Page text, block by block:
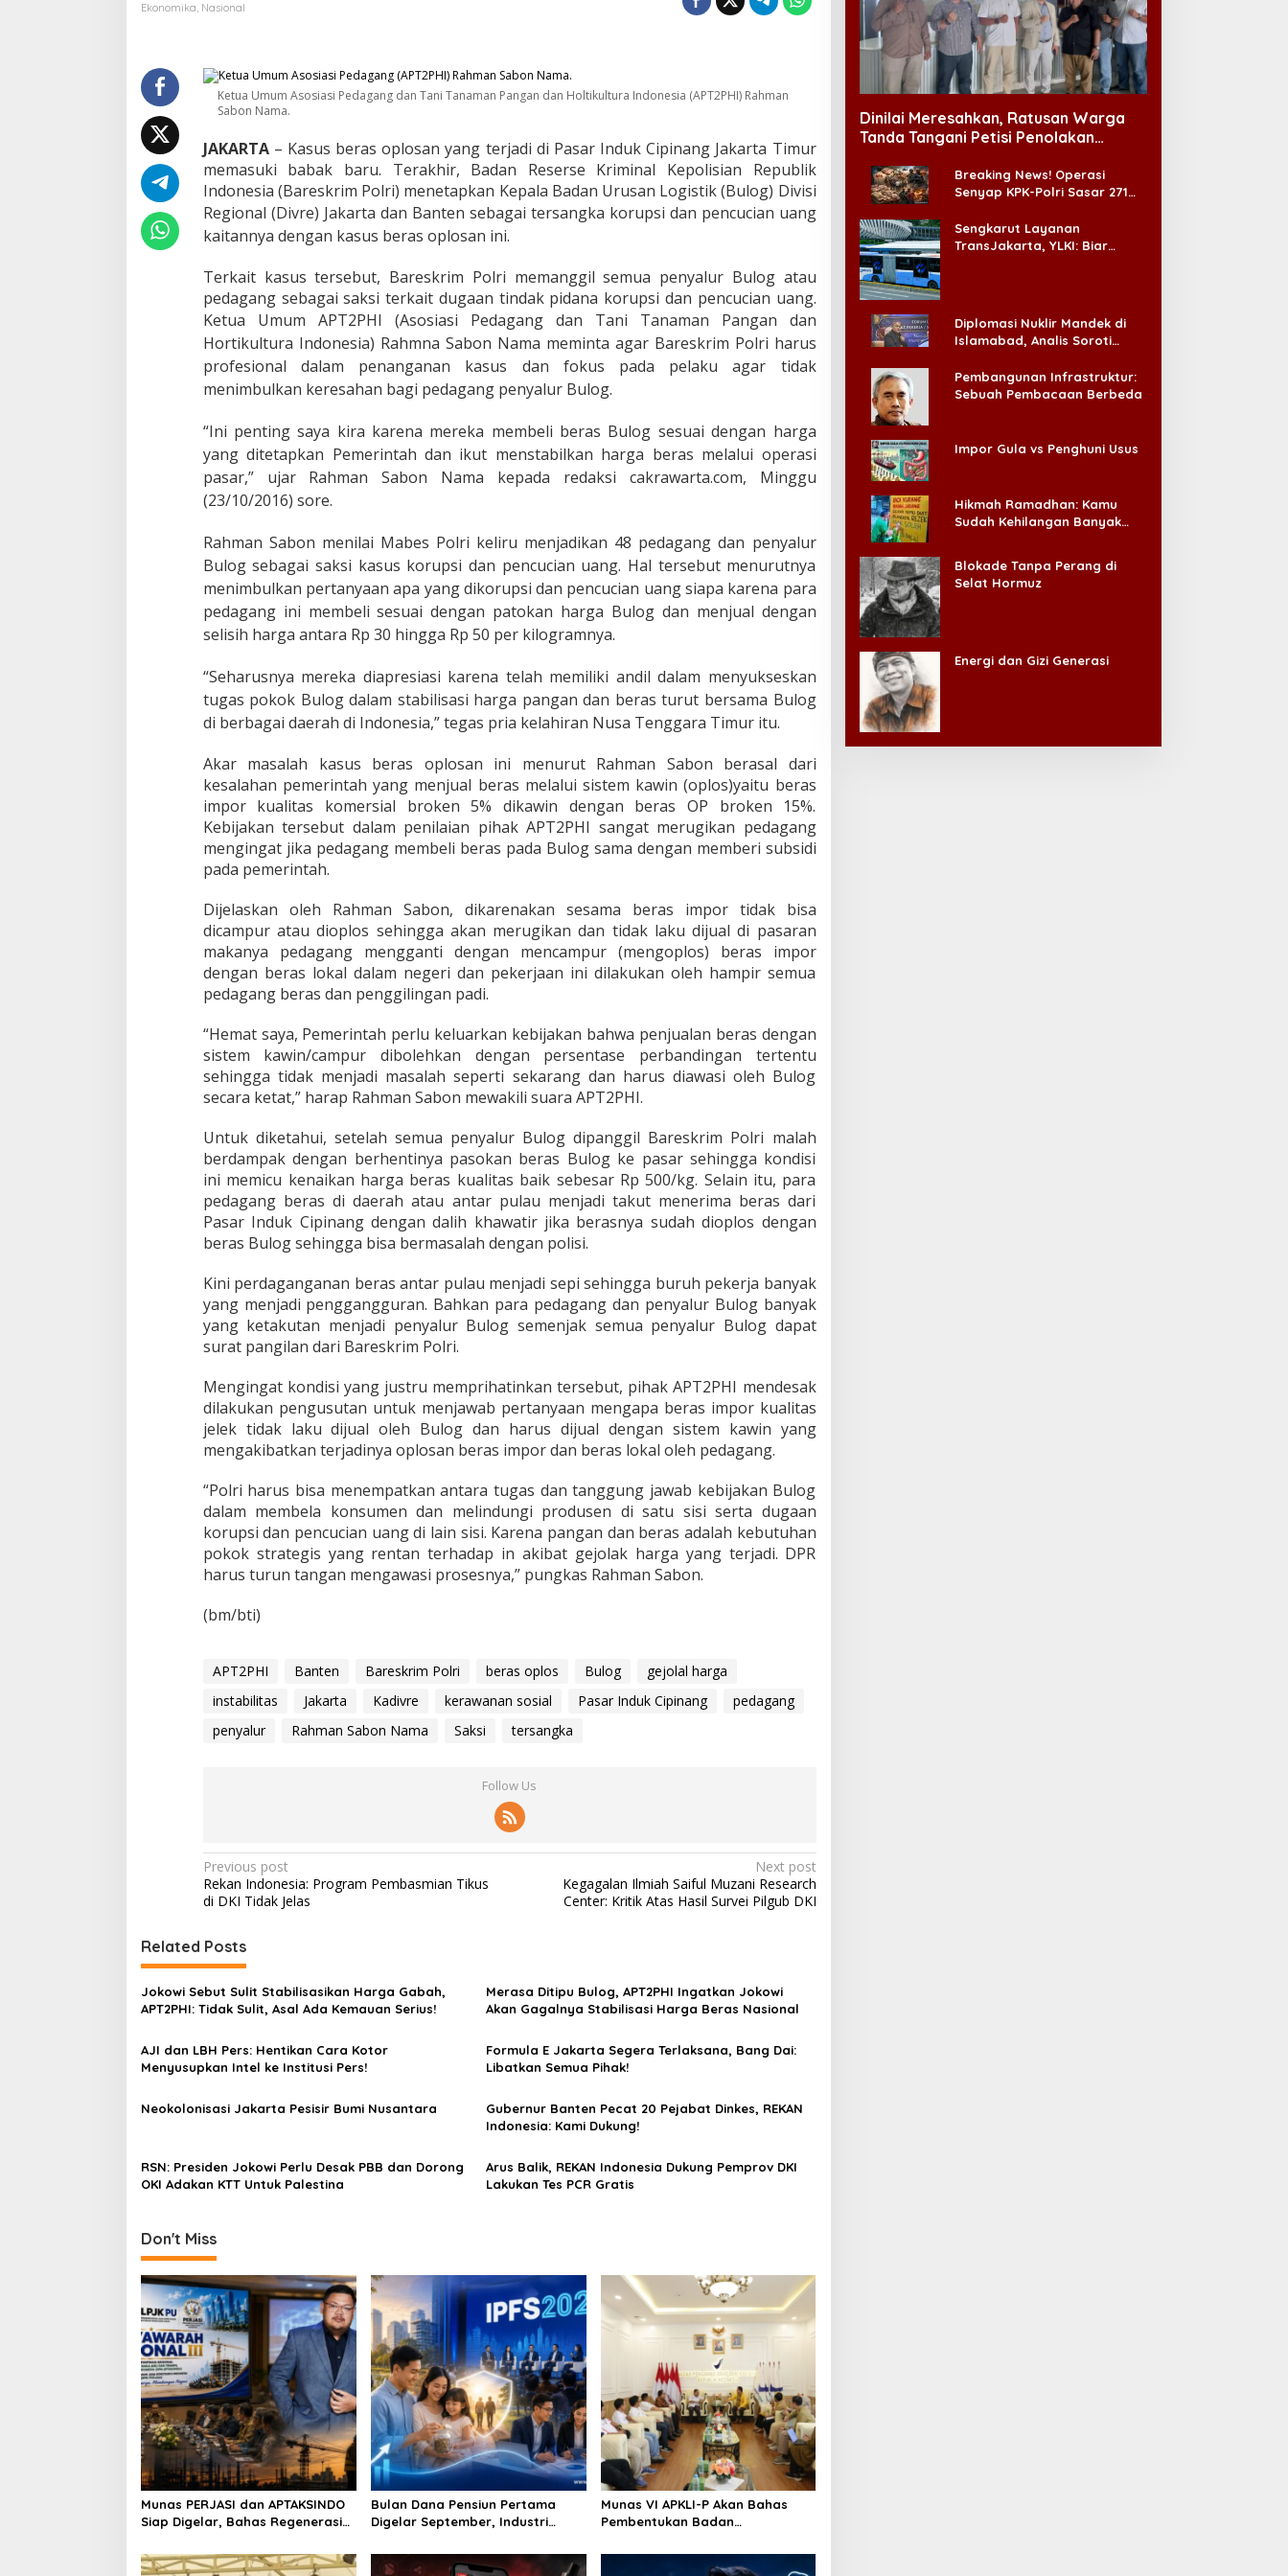
r
i
r
s
P
r
o
f
s
i
o
n
a
U
t
K
a
s
B
e
a
s
O
p
o
s
P
a
a
r
I
n
d
u
i
p
i
a
n
g
Ekonomika Nasional
Ketua Umum Asosiasi Pedagang dan Tani Tanaman Pangan dan Holtikultura Indonesia (APT2PHI) Rahman
Sabon Nama.
JAKARTA– Kasus beras oplosan yang terjadi di Pasar Induk Cipinang Jakarta Timur
memasuki babak baru. Terakhir, Badan Reserse Kriminal Kepolisian Republik
Indonesia (Bareskrim Polri) menetapkan Kepala Badan Urusan Logistik (Bulog) Divisi
Regional (Divre) Jakarta dan Banten sebagai tersangka korupsi dan pencucian uang
kaitannya dengan kasus beras oplosan ini.
Terkait kasus tersebut, Bareskrim Polri memanggil semua penyalur Bulog atau
pedagang sebagai saksi terkait dugaan tindak pidana korupsi dan pencucian uang.
Ketua Umum APT2PHI (Asosiasi Pedagang dan Tani Tanaman Pangan dan
Hortikultura Indonesia) Rahmna Sabon Nama meminta agar Bareskrim Polri harus
profesional dalam penanganan kasus dan fokus pada pelaku agar tidak
menimbulkan keresahan bagi pedagang penyalur Bulog.
“Ini penting saya kira karena mereka membeli beras Bulog sesuai dengan harga
yang ditetapkan Pemerintah dan ikut menstabilkan harga beras melalui operasi
pasar,” ujar Rahman Sabon Nama kepada redaksi cakrawarta.com, Minggu
(23/10/2016) sore.
Rahman Sabon menilai Mabes Polri keliru menjadikan 48 pedagang dan penyalur
Bulog sebagai saksi kasus korupsi dan pencucian uang. Hal tersebut menurutnya
menimbulkan pertanyaan apa yang dikorupsi dan pencucian uang siapa karena para
pedagang ini membeli sesuai dengan patokan harga Bulog dan menjual dengan
selisih harga antara Rp 30 hingga Rp 50 per kilogramnya.
“Seharusnya mereka diapresiasi karena telah memiliki andil dalam menyukseskan
tugas pokok Bulog dalam stabilisasi harga pangan dan beras turut bersama Bulog
di berbagai daerah di Indonesia,” tegas pria kelahiran Nusa Tenggara Timur itu.
Akar masalah kasus beras oplosan ini menurut Rahman Sabon berasal dari
kesalahan pemerintah yang menjual beras melalui sistem kawin (oplos)yaitu beras
impor kualitas komersial broken 5% dikawin dengan beras OP broken 15%.
Kebijakan tersebut dalam penilaian pihak APT2PHI sangat merugikan pedagang
mengingat jika pedagang membeli beras pada Bulog sama dengan memberi subsidi
pada pemerintah.
Dijelaskan oleh Rahman Sabon, dikarenakan sesama beras impor tidak bisa
dicampur atau dioplos sehingga akan merugikan dan tidak laku dijual di pasaran
makanya pedagang mengganti dengan mencampur (mengoplos) beras impor
dengan beras lokal dalam negeri dan pekerjaan ini dilakukan oleh hampir semua
pedagang beras dan penggilingan padi.
“Hemat saya, Pemerintah perlu keluarkan kebijakan bahwa penjualan beras dengan
sistem kawin/campur dibolehkan dengan persentase perbandingan tertentu
sehingga tidak menjadi masalah seperti sekarang dan harus diawasi oleh Bulog
secara ketat,” harap Rahman Sabon mewakili suara APT2PHI.
Untuk diketahui, setelah semua penyalur Bulog dipanggil Bareskrim Polri malah
berdampak dengan berhentinya pasokan beras Bulog ke pasar sehingga kondisi
ini memicu kenaikan harga beras kualitas baik sebesar Rp 500/kg. Selain itu, para
pedagang beras di daerah atau antar pulau menjadi takut menerima beras dari
Pasar Induk Cipinang dengan dalih khawatir jika berasnya sudah dioplos dengan
beras Bulog sehingga bisa bermasalah dengan polisi.
Kini perdaganganan beras antar pulau menjadi sepi sehingga buruh pekerja banyak
yang menjadi penggangguran. Bahkan para pedagang dan penyalur Bulog banyak
yang ketakutan menjadi penyalur Bulog semenjak semua penyalur Bulog dapat
surat pangilan dari Bareskrim Polri.
Mengingat kondisi yang justru memprihatinkan tersebut, pihak APT2PHI mendesak
dilakukan pengusutan untuk menjawab pertanyaan mengapa beras impor kualitas
jelek tidak laku dijual oleh Bulog dan harus dijual dengan sistem kawin yang
mengakibatkan terjadinya oplosan beras impor dan beras lokal oleh pedagang.
“Polri harus bisa menempatkan antara tugas dan tanggung jawab kebijakan Bulog
dalam membela konsumen dan melindungi produsen di satu sisi serta dugaan
korupsi dan pencucian uang di lain sisi. Karena pangan dan beras adalah kebutuhan
pokok strategis yang rentan terhadap in akibat gejolak harga yang terjadi. DPR
harus turun tangan mengawasi prosesnya,” pungkas Rahman Sabon.
(bm/bti)
APT2PHI Banten Bareskrim Polri beras oplos Bulog
gejolal harga
instabilitas
Jakarta Kadivre kerawanan sosial Pasar Induk Cipinang
pedagang
penyalur
Rahman Sabon Nama Saksi tersangka
Follow Us
P
o
t
n
a
i
a
i
o
Previous post
Rekan Indonesia: Program Pembasmian Tikus
di DKI Tidak Jelas
Next post
Kegagalan Ilmiah Saiful Muzani Research
Center: Kritik Atas Hasil Survei Pilgub DKI
Related Posts
Jokowi Sebut Sulit Stabilisasikan Harga Gabah,
APT2PHI: Tidak Sulit, Asal Ada Kemauan Serius!
Merasa Ditipu Bulog, APT2PHI Ingatkan Jokowi
Akan Gagalnya Stabilisasi Harga Beras Nasional
AJI dan LBH Pers: Hentikan Cara Kotor
Menyusupkan Intel ke Institusi Pers!
Formula E Jakarta Segera Terlaksana, Bang Dai:
Libatkan Semua Pihak!
Neokolonisasi Jakarta Pesisir Bumi Nusantara
Gubernur Banten Pecat 20 Pejabat Dinkes, REKAN
Indonesia: Kami Dukung!
RSN: Presiden Jokowi Perlu Desak PBB dan Dorong
OKI Adakan KTT Untuk Palestina
Arus Balik, REKAN Indonesia Dukung Pemprov DKI
Lakukan Tes PCR Gratis
Don't Miss
Munas PERJASI dan APTAKSINDO
Siap Digelar, Bahas Regenerasi
Bulan Dana Pensiun Pertama
Digelar September, Industri
Berkelanjutan
Munas VI APKLI-P Akan Bahas
Pembentukan Badan
Penting Hadapi Bonus Demografi
Dinilai Meresahkan, Ratusan Warga
Tanda Tangani Petisi Penolakan
Breaking News! Operasi
Senyap KPK-Polri Sasar 271
Ada ‘Badai Pemeriksaan’
Sengkarut Layanan
TransJakarta, YLKI: Biar
Diplomasi Nuklir Mandek di
Islamabad, Analis Soroti
Pembangunan Infrastruktur:
Sebuah Pembacaan Berbeda
Impor Gula vs Penghuni Usus
Hikmah Ramadhan: Kamu
Sudah Kehilangan Banyak
Blokade Tanpa Perang di
Selat Hormuz
Energi dan Gizi Generasi